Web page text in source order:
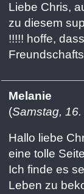
Liebe Chris,
zu diesem
!!!!! hoffe,
Melanie
(Samstag,
Hallo liebe
eine tolle
Ich finde es
Leben zu